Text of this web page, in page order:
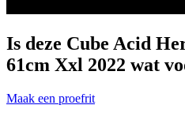
Is deze Cube Acid
61cm Xxl 2022 wat
Maak een proefrit